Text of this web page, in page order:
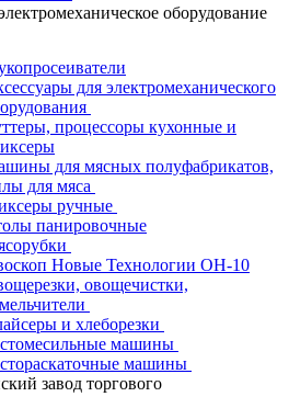
оборудование
для электромеханического
процессоры кухонные и
для мясных полуфабрикатов,
для мяса
ручные
панировочные
Новые Технологии ОН-10
овощечистки,
и хлеборезки
машины
машины
завод торгового